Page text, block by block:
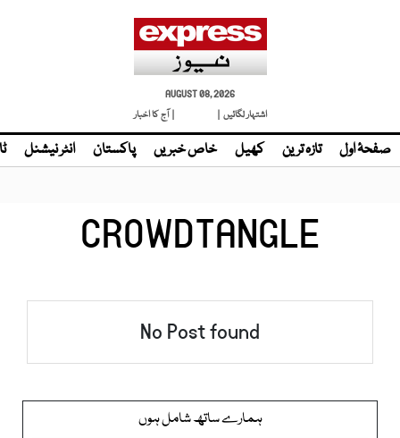
AUGUST 08, 2026
اشتہار لگائیں |
| آج کا اخبار
صفحۂ اول تازہ ترین کھیل خاص خبریں پاکستان انٹر نیشنل
CROWDTANGLE
No Post found
ہمارے ساتھ شامل ہوں